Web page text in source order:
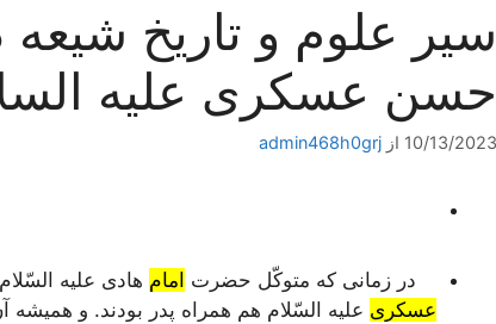
سیر علوم و تاریخ
حسن عسكرى علیه
10/13/2023 از admin468h0grj
در زمانى كه متوكّل حضرت امام هادى علیه
عسكرى علیه السّلام هم همراه پدر بودند. و